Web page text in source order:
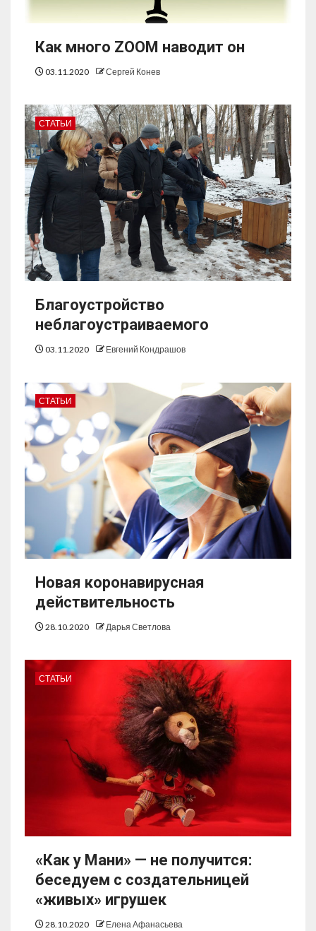
Как много ZOOM наводит он
03.11.2020 Сергей Конев
СТАТЬИ
Благоустройство
неблагоустраиваемого
03.11.2020 Евгений Кондрашов
СТАТЬИ
Новая коронавирусная
действительность
28.10.2020 Дарья Светлова
СТАТЬИ
«Как у Мани» — не получится:
беседуем с создательницей
«живых» игрушек
28.10.2020 Елена Афанасьева